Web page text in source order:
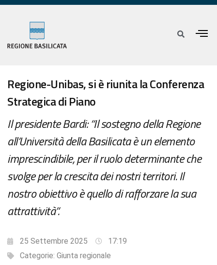
Regione-Unibas, si è riunita la Conferenza
Strategica di Piano
Il presidente Bardi: “Il sostegno della Regione
all’Università della Basilicata è un elemento
imprescindibile, per il ruolo determinante che
svolge per la crescita dei nostri territori. Il
nostro obiettivo è quello di rafforzare la sua
attrattività”.
25 Settembre 2025
17:19
Categorie: Giunta regionale